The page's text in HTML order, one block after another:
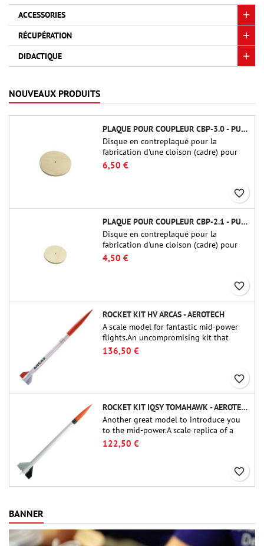
ACCESSORIES
RÉCUPÉRATION
DIDACTIQUE
NOUVEAUX PRODUITS
PLAQUE POUR COUPLEUR CBP-3.0 - PUBLIC MISSILES LTD.
Disque en contreplaqué pour la
fabrication d'une cloison (cadre) pour
raccords tubulaires de 75 mm de Public
Missiles Ltd. (PT-3.0/QT-3.0)
6,50 €
favorite_border
PLAQUE POUR COUPLEUR CBP-2.1 - PUBLIC MISSILES LTD.
Disque en contreplaqué pour la
fabrication d'une cloison (cadre) pour
raccords tubulaires de 54 mm de Public
Missiles Ltd. (PT-2.1 ou QT-2.1)
4,50 €
favorite_border
ROCKET KIT HV ARCAS - AEROTECH
A scale model for fantastic mid-power
flights.An uncompromising kit that
allows you to build a replica of one of
the most famous sounding-rocket ever.
136,50 €
favorite_border
ROCKET KIT IQSY TOMAHAWK - AEROTECH
Another great model to introduce you
to the mid-power.A scale replica of a
famous sounding rocket, small in size
and peefect to move to higher-level kits.
122,50 €
favorite_border
BANNER